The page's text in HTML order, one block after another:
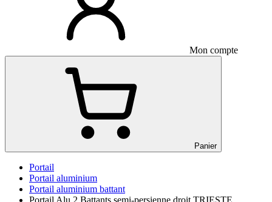
Mon compte
Panier
Portail
Portail aluminium
Portail aluminium battant
Portail Alu 2 Battants semi-persienne droit TRIESTE